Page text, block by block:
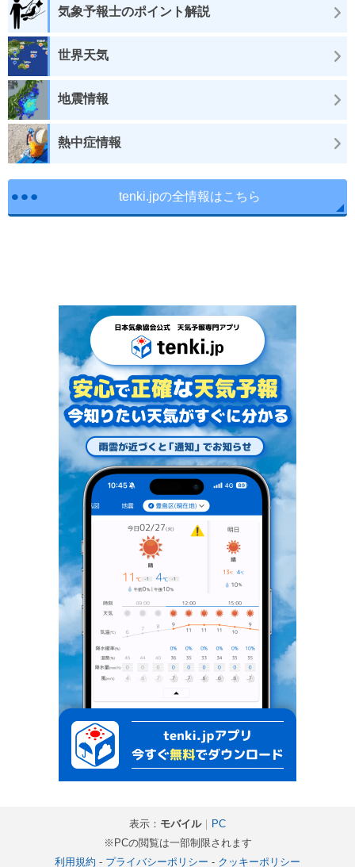
気象予報士のポイント解説
世界天気
地震情報
熱中症情報
tenki.jpの全情報はこちら
表示： モバイル｜ PC
※PCの閲覧は一部制限されます
利用規約 - プライバシーポリシー - クッキーポリシー